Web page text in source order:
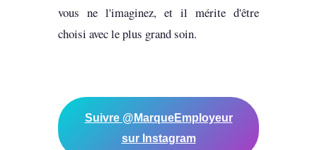
vous ne l'imaginez, et il mérite d'être
choisi avec le plus grand soin.
Suivre @MarqueEmployeur
sur Instagram